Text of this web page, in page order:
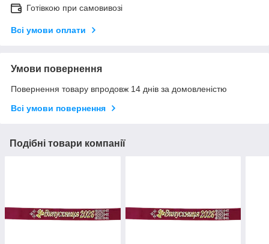
Готівкою при самовивозі
Всі умови оплати
Умови повернення
Повернення товару впродовж 14 днів за домовленістю
Всі умови повернення
Подібні товари компанії